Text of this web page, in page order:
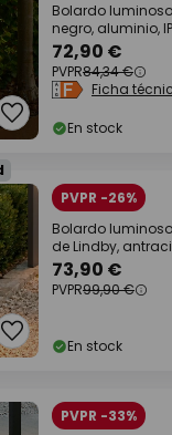
Bolardo luminoso
negro, aluminio,
72,90 €
PVPR84,34 €
Ficha
En stock
PVPR -26%
Bolardo
de Lindby,
73,90 €
PVPR99,90 €
En stock
PVPR -33%